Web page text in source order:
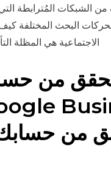
الشبكات المُترابطة
محركات البحث المختلفة
الاجتماعية هي المظلة
من
من